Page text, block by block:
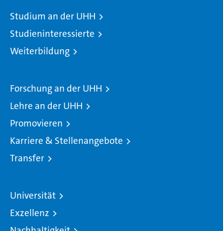
Studium an der UHH
Studieninteressierte
Weiterbildung
Forschung an der UHH
Lehre an der UHH
Promovieren
Karriere & Stellenangebote
Transfer
Universität
Exzellenz